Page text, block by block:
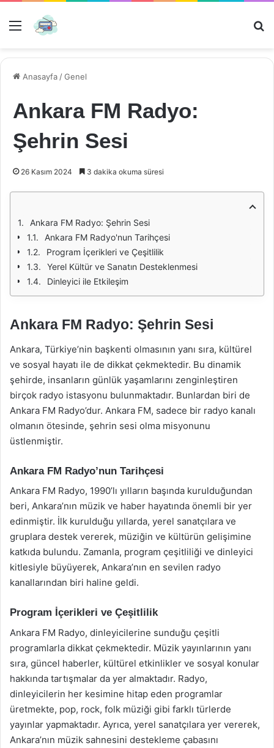
Menü
Anasayfa /Genel
Ankara FM Radyo:
Şehrin Sesi
26 Kasım 2024 3 dakika okuma süresi
Ankara FM Radyo: Şehrin Sesi
Ankara FM Radyo'nun Tarihçesi
Program İçerikleri ve Çeşitlilik
Yerel Kültür ve Sanatın Desteklenmesi
Dinleyici ile Etkileşim
Ankara FM Radyo: Şehrin Sesi
Ankara, Türkiye’nin başkenti olmasının yanı sıra, kültürel
ve sosyal hayatı ile de dikkat çekmektedir. Bu dinamik
şehirde, insanların günlük yaşamlarını zenginleştiren
birçok radyo istasyonu bulunmaktadır. Bunlardan biri de
Ankara FM Radyo’dur. Ankara FM, sadece bir radyo kanalı
olmanın ötesinde, şehrin sesi olma misyonunu
üstlenmiştir.
Ankara FM Radyo’nun Tarihçesi
Ankara FM Radyo, 1990’lı yılların başında kurulduğundan
beri, Ankara’nın müzik ve haber hayatında önemli bir yer
edinmiştir. İlk kurulduğu yıllarda, yerel sanatçılara ve
gruplara destek vererek, müziğin ve kültürün gelişimine
katkıda bulundu. Zamanla, program çeşitliliği ve dinleyici
kitlesiyle büyüyerek, Ankara’nın en sevilen radyo
kanallarından biri haline geldi.
Program İçerikleri ve Çeşitlilik
Ankara FM Radyo, dinleyicilerine sunduğu çeşitli
programlarla dikkat çekmektedir. Müzik yayınlarının yanı
sıra, güncel haberler, kültürel etkinlikler ve sosyal konular
hakkında tartışmalar da yer almaktadır. Radyo,
dinleyicilerin her kesimine hitap eden programlar
üretmekte, pop, rock, folk müziği gibi farklı türlerde
yayınlar yapmaktadır. Ayrıca, yerel sanatçılara yer vererek,
Ankara’nın müzik sahnesini destekleme çabasını